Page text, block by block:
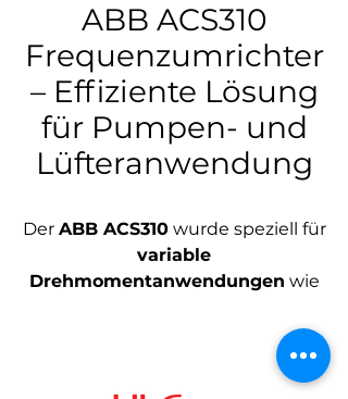
ABB ACS310
Frequenzumrichter
– Effiziente Lösung
für Pumpen- und
Lüfteranwendung
Der ABB ACS310wurde speziell für
variable
Drehmomentanwendungen wie
entwickelt. Mit nur einem
Umrichter können mehrere
Pumpen oder Lüfter abhängig von